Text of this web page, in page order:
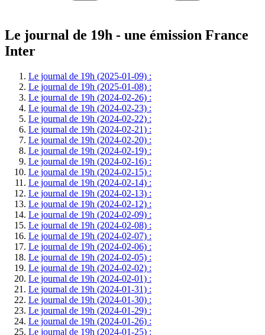
Le journal de 19h - une émission France
Inter
Le journal de 19h (2025-01-09) :
Le journal de 19h (2025-01-08) :
Le journal de 19h (2024-02-26) :
Le journal de 19h (2024-02-23) :
Le journal de 19h (2024-02-22) :
Le journal de 19h (2024-02-21) :
Le journal de 19h (2024-02-20) :
Le journal de 19h (2024-02-19) :
Le journal de 19h (2024-02-16) :
Le journal de 19h (2024-02-15) :
Le journal de 19h (2024-02-14) :
Le journal de 19h (2024-02-13) :
Le journal de 19h (2024-02-12) :
Le journal de 19h (2024-02-09) :
Le journal de 19h (2024-02-08) :
Le journal de 19h (2024-02-07) :
Le journal de 19h (2024-02-06) :
Le journal de 19h (2024-02-05) :
Le journal de 19h (2024-02-02) :
Le journal de 19h (2024-02-01) :
Le journal de 19h (2024-01-31) :
Le journal de 19h (2024-01-30) :
Le journal de 19h (2024-01-29) :
Le journal de 19h (2024-01-26) :
Le journal de 19h (2024-01-25) :